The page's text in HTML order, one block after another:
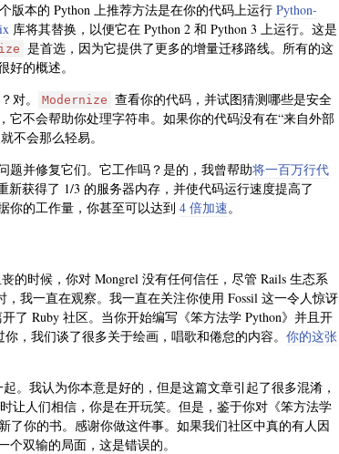
版本的 Python 上推荐方法是在你的代码上运行 Python-
库将其替换，以便它在 Python 2 和 Python 3 上运行。这是
是首选，因为它提供了更多的增量迁移路线。所有的这
好的概述。
对。
Modernize 查看你的代码，并试图猜测哪些是安全
不会帮助你处理字符串。如果你的代码没有在“来自外部
不会那么轻易。
题并修复它们。它工作吗？是的，我曾帮助将一百万行代
新获得了 1/3 的服务器内存，并使代码运行速度提高了
你的工作量，你甚至可以达到 4 倍加速。
的时候，你对 Mongrel 没有任何信任，尽管 Rails 生态系
我一直在观察。我一直在关注你使用 Fossil 这一令人惊讶
了 Ruby 社区。当你开始编写《笨方法学 Python》并且开
你，我们谈了很多关于绘画，唱歌和倦怠的内容。 你的这张
。我认为你本意是好的，但是这篇文章引起了很多混淆，
让人们相信，你是在开玩笑。但是，鉴于你对《笨方法学
了你的书。感谢你做这件事。如果我们社区中真的有人因
双输的局面，这是错误的。